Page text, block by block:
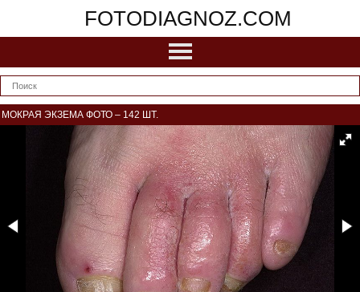
FOTODIAGNOZ.COM
МОКРАЯ ЭКЗЕМА ФОТО – 142 ШТ.